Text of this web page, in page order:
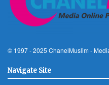
© 1997 - 2025 ChanelMuslim -
Navigate Site